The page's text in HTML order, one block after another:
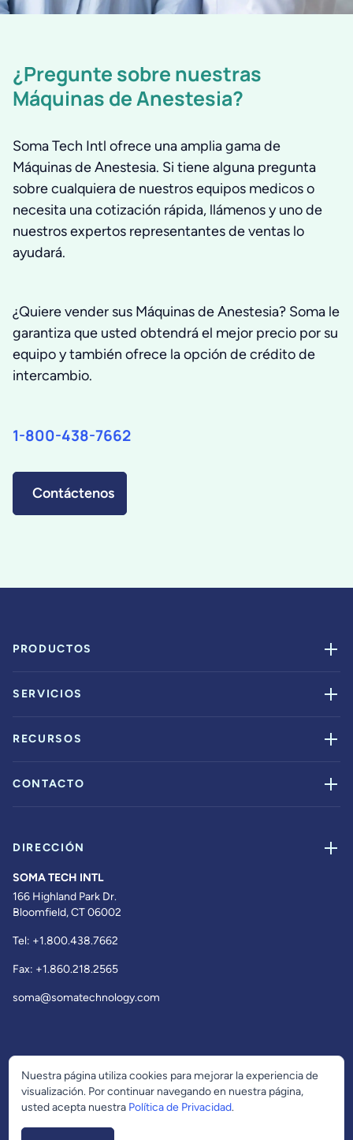
¿Pregunte sobre nuestras
Máquinas de Anestesia?
Soma Tech Intl ofrece una amplia gama de
Máquinas de Anestesia. Si tiene alguna pregunta
sobre cualquiera de nuestros equipos medicos o
necesita una cotización rápida, llámenos y uno de
nuestros expertos representantes de ventas lo
ayudará.
¿Quiere vender sus Máquinas de Anestesia? Soma le
garantiza que usted obtendrá el mejor precio por su
equipo y también ofrece la opción de crédito de
intercambio.
1-800-438-7662
Contáctenos
PRODUCTOS
SERVICIOS
RECURSOS
CONTACTO
DIRECCIÓN
SOMA TECH INTL
166 Highland Park Dr.
Bloomfield, CT 06002
Tel: +1.800.438.7662
Fax: +1.860.218.2565
soma@somatechnology.com
© 2026 Soma Tech Intl. Todos los derechos reservados.
Nuestra página utiliza cookies para mejorar la experiencia de
visualización. Por continuar navegando en nuestra página,
usted acepta nuestra Política de Privacidad.